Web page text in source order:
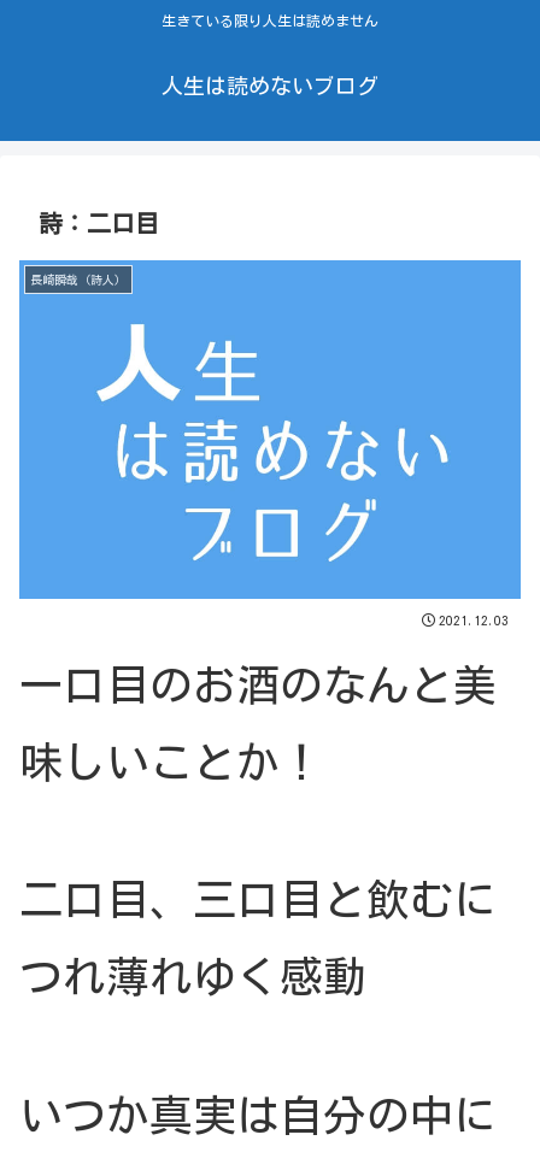
生きている限り人生は読めません
人生は読めないブログ
詩：二口目
長崎瞬哉（詩人）
2021.12.03
一口目のお酒のなんと美
味しいことか！
二口目、三口目と飲むに
つれ薄れゆく感動
いつか真実は自分の中に